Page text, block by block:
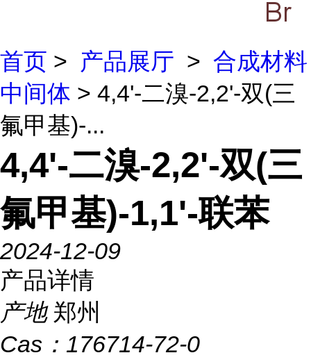
首页 > 产品展厅 > 合成材料
中间体 > 4,4'-二溴-2,2'-双(三
氟甲基)-...
4,4'-二溴-2,2'-双(三
氟甲基)-1,1'-联苯
2024-12-09
产品详情
产地 郑州
Cas： 176714-72-0